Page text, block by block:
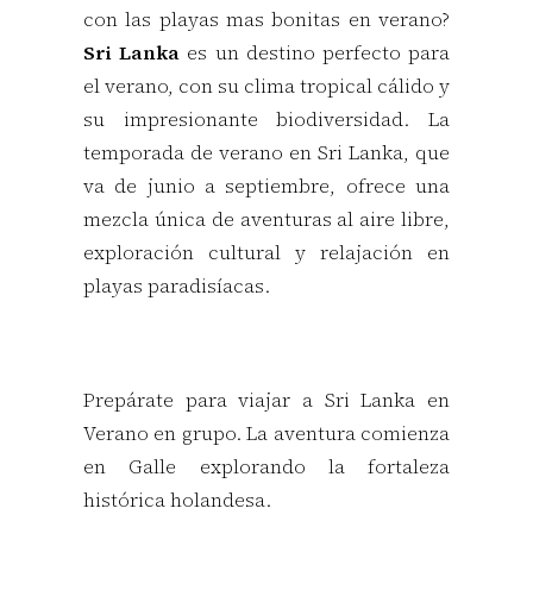
con las playas mas bonitas en verano?
Sri Lanka es un destino perfecto para
el verano, con su clima tropical cálido y
su impresionante biodiversidad. La
temporada de verano en Sri Lanka, que
va de junio a septiembre, ofrece una
mezcla única de aventuras al aire libre,
exploración cultural y relajación en
playas paradisíacas.
Prepárate para viajar a Sri Lanka en
Verano en grupo. La aventura comienza
en Galle explorando la fortaleza
histórica holandesa.